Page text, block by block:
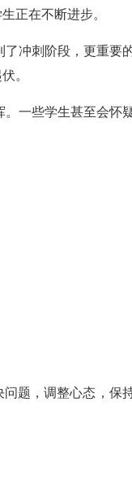
正在不断进步。
冲刺阶段，更重要
。
一些学生甚至会怀
题，调整心态，保